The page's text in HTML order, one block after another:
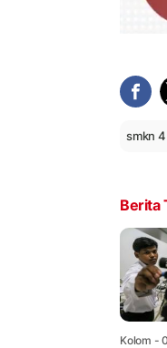
smkn
Berita
Kolom -